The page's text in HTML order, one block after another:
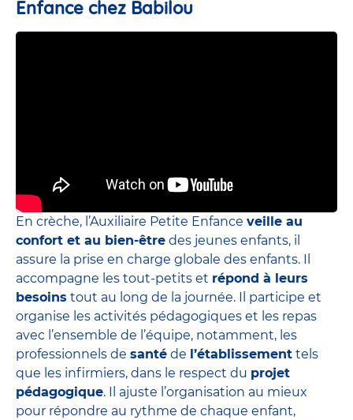
Enfance chez Babilou
En crèche, l’Auxiliaire Petite Enfance veille au
confort et au bien-être des jeunes enfants, il
assure la prise en charge globale des enfants. Il
accompagne les tout-petits et répond à leurs
besoins tout au long de la journée. Il participe et
organise les activités pédagogiques et les repas
avec l’ensemble de l’équipe, notamment, les
professionnels de santé de l’établissement tels
que les infirmiers, dans le respect du projet
pédagogique. Il ajuste l’organisation au mieux
pour répondre au rythme de chaque enfant,